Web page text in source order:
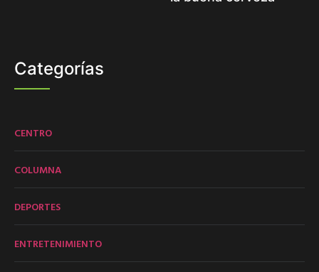
Categorías
CENTRO
COLUMNA
DEPORTES
ENTRETENIMIENTO